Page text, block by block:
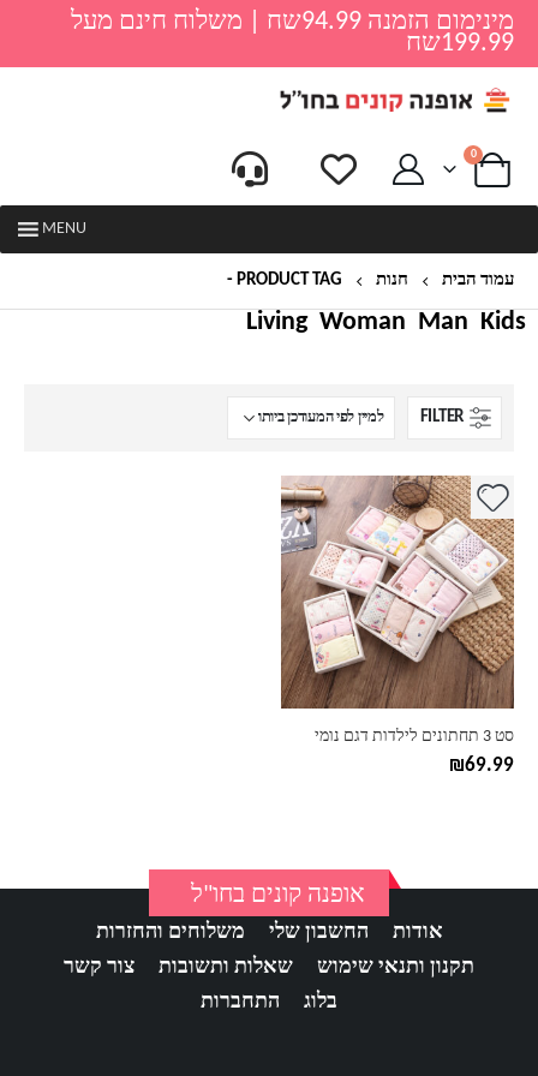
מינימום הזמנה 94.99שח | משלוח חינם מעל
199.99שח
0
MENU
עמוד הבית חנות PRODUCT TAG -
Kids
Man
Woman
Living
FILTER
סט 3 תחתונים לילדות דגם נומי
₪69.99
למוצר
יש
מספר
סוגים.
ניתן
לבחור
את
האפשרויות
המוצר
אופנה קונים בחו"ל
אודות החשבון שלי
משלוחים והחזרות
תקנון ותנאי שימוש
שאלות ותשובות
צור קשר
בלוג
התחברות